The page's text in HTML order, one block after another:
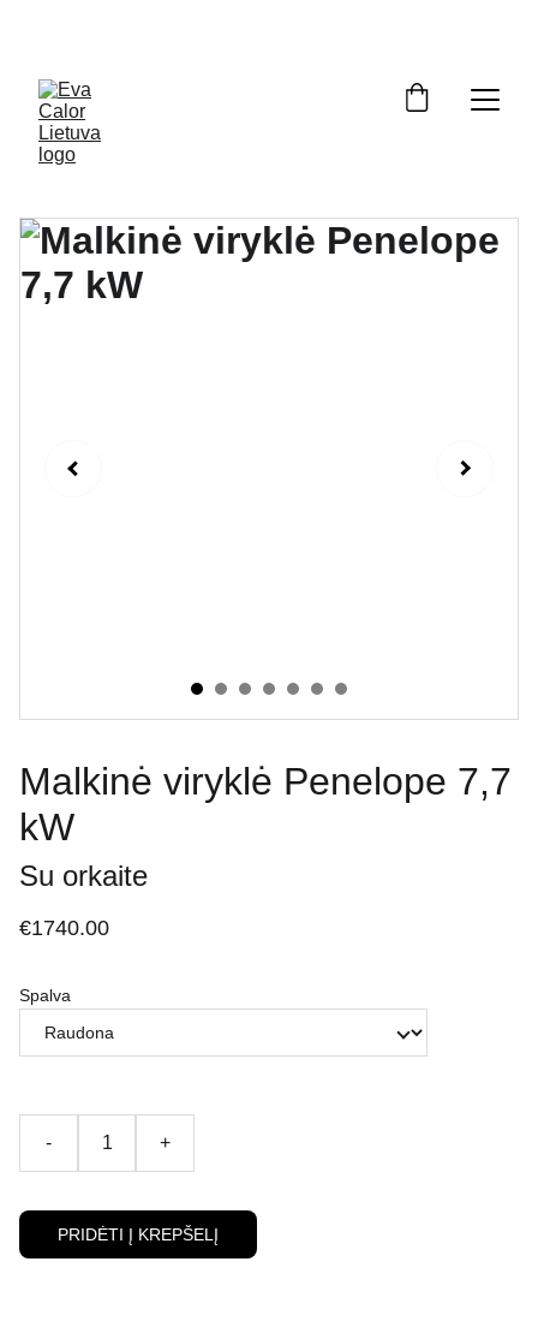
Malkinė viryklė Penelope 7,7
kW
Su orkaite
€1740.00
Spalva
- +
PRIDĖTI Į KREPŠELĮ